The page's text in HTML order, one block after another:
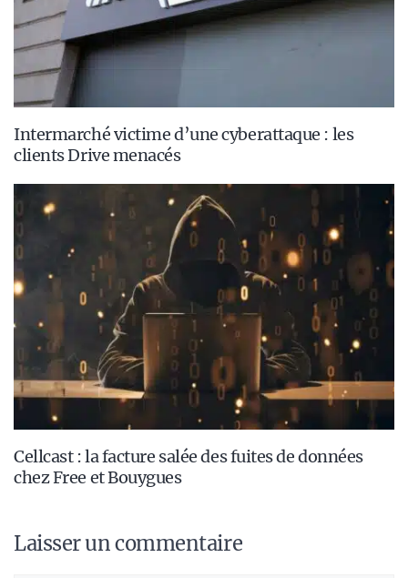
Intermarché victime d’une cyberattaque : les
clients Drive menacés
Cellcast : la facture salée des fuites de données
chez Free et Bouygues
Laisser un commentaire